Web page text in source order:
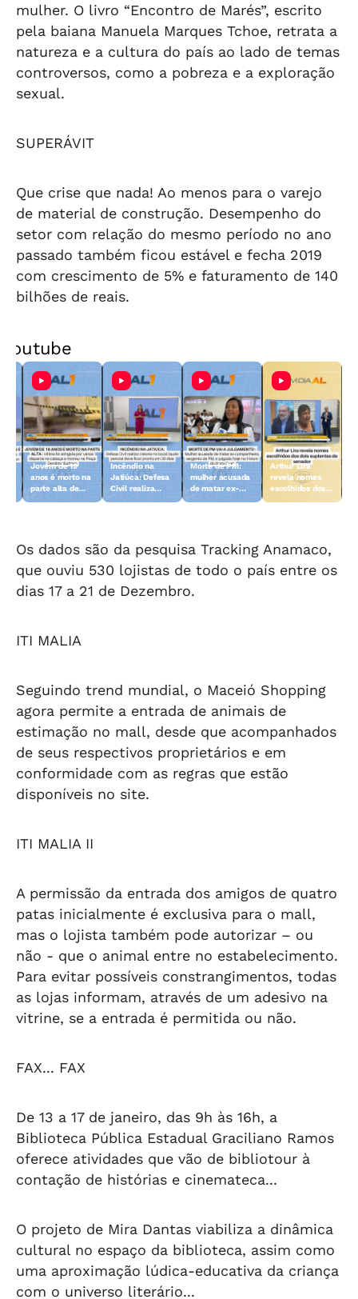
mulher. O livro “Encontro de Marés”, escrito
pela baiana Manuela Marques Tchoe, retrata a
natureza e a cultura do país ao lado de temas
controversos, como a pobreza e a exploração
sexual.
SUPERÁVIT
Que crise que nada! Ao menos para o varejo
de material de construção. Desempenho do
setor com relação do mesmo período no ano
passado também ficou estável e fecha 2019
com crescimento de 5% e faturamento de 140
bilhões de reais.
Jovem de 19
anos é morto na
parte alta de
Incêndio na
Jatiúca: Defesa
Civil realiza
Morte de PM:
mulher acusada
de matar ex-
Arthur Lira
revela nomes
escolhidos dos
Os dados são da pesquisa Tracking Anamaco,
que ouviu 530 lojistas de todo o país entre os
dias 17 a 21 de Dezembro.
ITI MALIA
Seguindo trend mundial, o Maceió Shopping
agora permite a entrada de animais de
estimação no mall, desde que acompanhados
de seus respectivos proprietários e em
conformidade com as regras que estão
disponíveis no site.
ITI MALIA II
A permissão da entrada dos amigos de quatro
patas inicialmente é exclusiva para o mall,
mas o lojista também pode autorizar – ou
não - que o animal entre no estabelecimento.
Para evitar possíveis constrangimentos, todas
as lojas informam, através de um adesivo na
vitrine, se a entrada é permitida ou não.
FAX... FAX
De 13 a 17 de janeiro, das 9h às 16h, a
Biblioteca Pública Estadual Graciliano Ramos
oferece atividades que vão de bibliotour à
contação de histórias e cinemateca...
O projeto de Mira Dantas viabiliza a dinâmica
cultural no espaço da biblioteca, assim como
uma aproximação lúdica-educativa da criança
com o universo literário...